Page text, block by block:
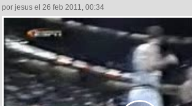
por jesus el 26 feb 2011, 00:34